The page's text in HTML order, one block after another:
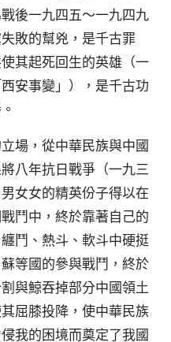
後一九四五～一九四九
敗的幫兇，是千古罪
其起死回生的英雄（一
安事變」），是千古功
場，從中華民族與中國
八年抗日戰爭（一九三
女女的精英份子得以在
鬥中，終於靠著自己的
鬥、熱斗、軟斗中硬挺
等國的參與戰鬥，終於
與鯨吞掉部分中國領土
屈膝投降，使中華民族
我的困境而奠定了我國